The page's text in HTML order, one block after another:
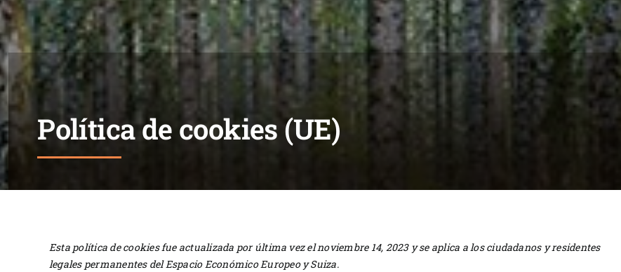
Política de cookies (UE)
Esta política de cookies fue actualizada por última vez el noviembre 14, 2023 y se aplica a los ciudadanos y residentes
legales permanentes del Espacio Económico Europeo y Suiza.